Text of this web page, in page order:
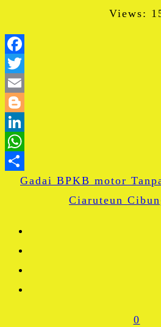
Views:
Gadai BPKB motor
Ciaruteun
0